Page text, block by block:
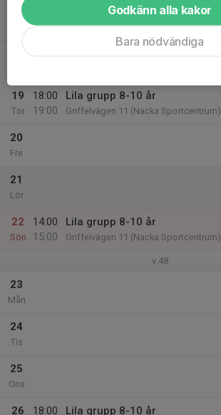
17
19
Tor
18:00
19:00
Lila grupp 8-10 år
Griffelvägen 11 (Nacka Sportcentrum)
20
Fre
21
Lör
22
Sön
14:00
15:00
Lila grupp 8-10 år
Griffelvägen 11 (Nacka Sportcentrum)
v.48
23
Mån
24
Tis
25
Ons
26
18:00
Lila grupp 8-10 år
Godkänn alla kakor
Bara nödvändiga